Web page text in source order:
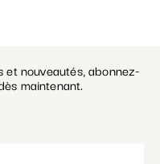
et nouveautés, abonnez-
maintenant.